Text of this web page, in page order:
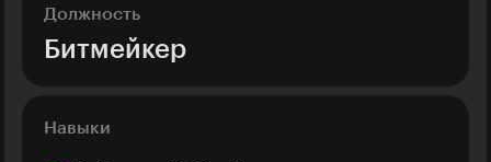
Должность
Битмейкер
Навыки